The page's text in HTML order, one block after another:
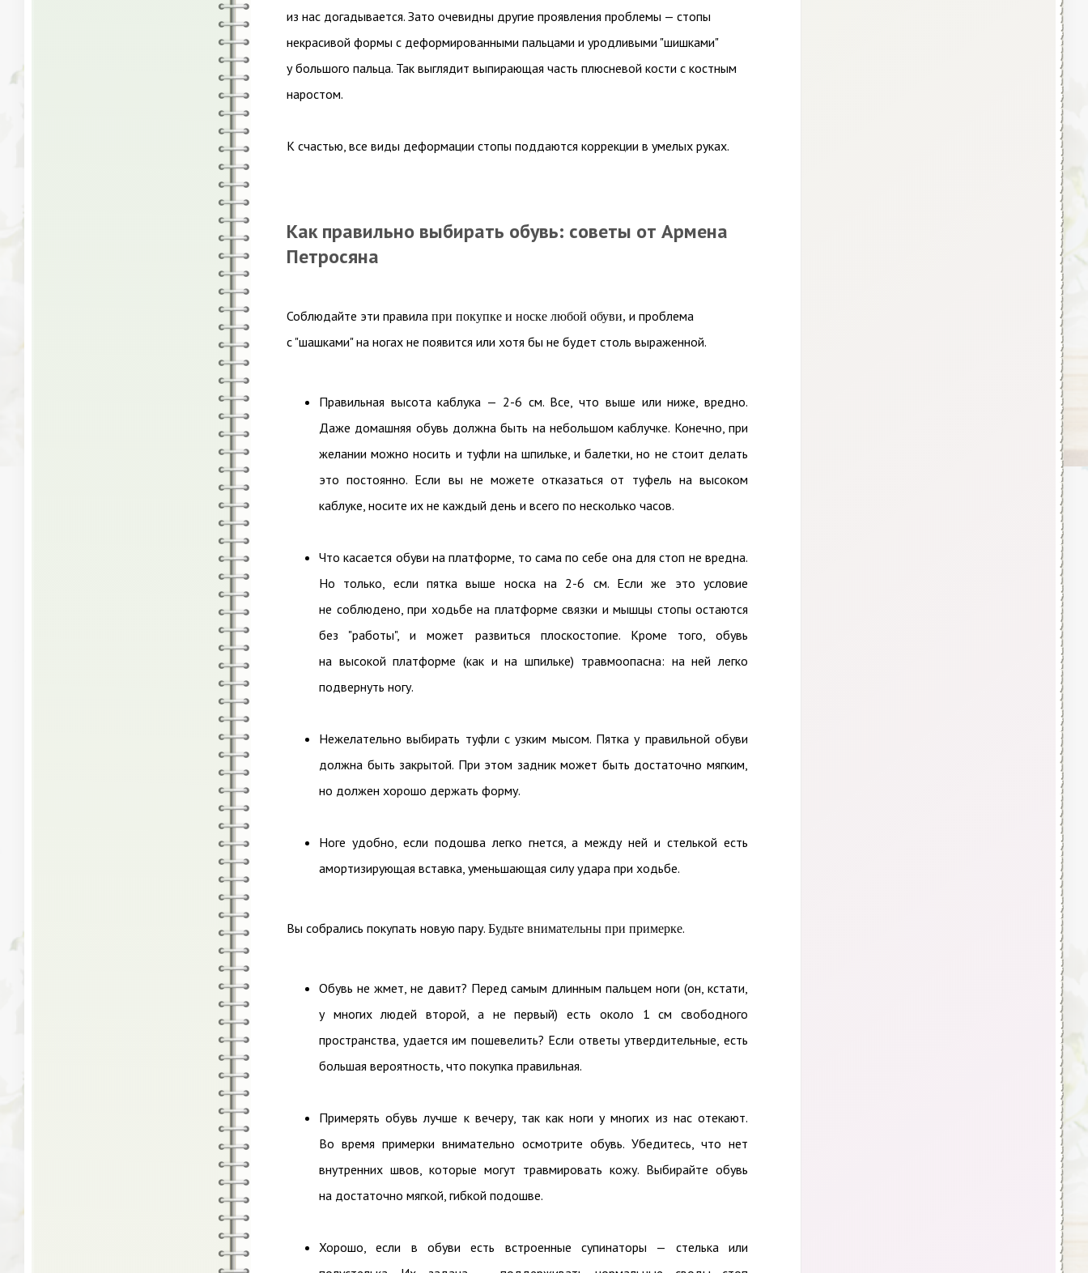
из нас догадывается. Зато очевидны другие проявления проблемы — стопы
некрасивой формы с деформированными пальцами и уродливыми "шишками"
у большого пальца. Так выглядит выпирающая часть плюсневой кости с костным
наростом.
К счастью, все виды деформации стопы поддаются коррекции в умелых руках.
Как правильно выбирать обувь: советы от Армена
Петросяна
Соблюдайте эти правила при покупке и носке любой обуви, и проблема
с "шашками" на ногах не появится или хотя бы не будет столь выраженной.
Правильная высота каблука — 2-6 см. Все, что выше или ниже, вредно.
Даже домашняя обувь должна быть на небольшом каблучке. Конечно, при
желании можно носить и туфли на шпильке, и балетки, но не стоит делать
это постоянно. Если вы не можете отказаться от туфель на высоком
каблуке, носите их не каждый день и всего по несколько часов.
Что касается обуви на платформе, то сама по себе она для стоп не вредна.
Но только, если пятка выше носка на 2-6 см. Если же это условие
не соблюдено, при ходьбе на платформе связки и мышцы стопы остаются
без "работы", и может развиться плоскостопие. Кроме того, обувь
на высокой платформе (как и на шпильке) травмоопасна: на ней легко
подвернуть ногу.
Нежелательно выбирать туфли с узким мысом. Пятка у правильной обуви
должна быть закрытой. При этом задник может быть достаточно мягким,
но должен хорошо держать форму.
Ноге удобно, если подошва легко гнется, а между ней и стелькой есть
амортизирующая вставка, уменьшающая силу удара при ходьбе.
Вы собрались покупать новую пару. Будьте внимательны при примерке.
Обувь не жмет, не давит? Перед самым длинным пальцем ноги (он, кстати,
у многих людей второй, а не первый) есть около 1 см свободного
пространства, удается им пошевелить? Если ответы утвердительные, есть
большая вероятность, что покупка правильная.
Примерять обувь лучше к вечеру, так как ноги у многих из нас отекают.
Во время примерки внимательно осмотрите обувь. Убедитесь, что нет
внутренних швов, которые могут травмировать кожу. Выбирайте обувь
на достаточно мягкой, гибкой подошве.
Хорошо, если в обуви есть встроенные супинаторы — стелька или